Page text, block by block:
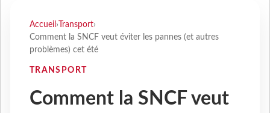
Accueil › Transport›
Comment la SNCF veut éviter les pannes (et autres
problèmes) cet été
TRANSPORT
Comment la SNCF veut